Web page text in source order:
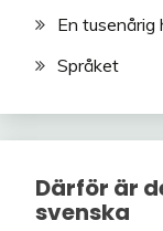
En tusenårig
Språket
Därför är
svenska